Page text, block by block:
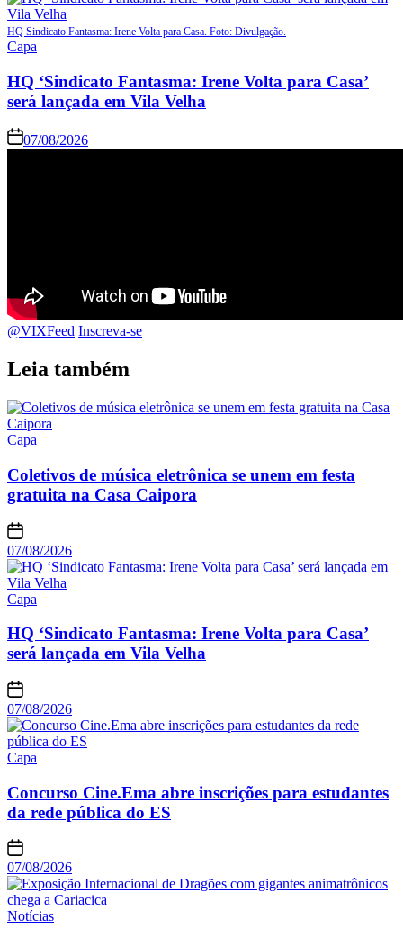
HQ Sindicato Fantasma: Irene Volta para Casa. Foto: Divulgação.
Capa
HQ ‘Sindicato Fantasma: Irene Volta para Casa’
será lançada em Vila Velha
07/08/2026
@VIXFeed Inscreva-se
Leia também
Capa
Coletivos de música eletrônica se unem em festa
gratuita na Casa Caipora
07/08/2026
Capa
HQ ‘Sindicato Fantasma: Irene Volta para Casa’
será lançada em Vila Velha
07/08/2026
Capa
Concurso Cine.Ema abre inscrições para estudantes
da rede pública do ES
07/08/2026
Notícias